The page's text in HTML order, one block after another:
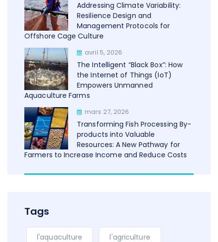
Addressing Climate Variability:
Resilience Design and
Management Protocols for
Offshore Cage Culture
avril 5, 2026
The Intelligent “Black Box”: How
the Internet of Things (IoT)
Empowers Unmanned
Aquaculture Farms
mars 27, 2026
Transforming Fish Processing By-
products into Valuable
Resources: A New Pathway for
Farmers to Increase Income and Reduce Costs
Tags
l'aquaculture l'agriculture